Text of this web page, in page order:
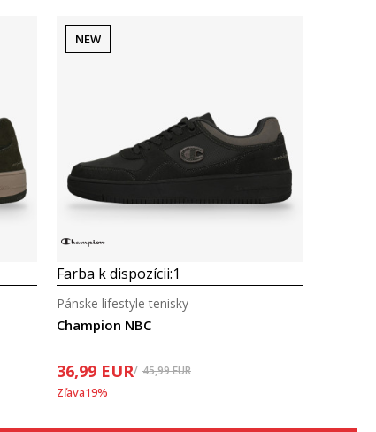
Porovnaj
NEW
Farba k dispozícii:1
Champion NBC
Pánske lifestyle tenisky
36,99 EUR 45,99EUR
Zľava19%